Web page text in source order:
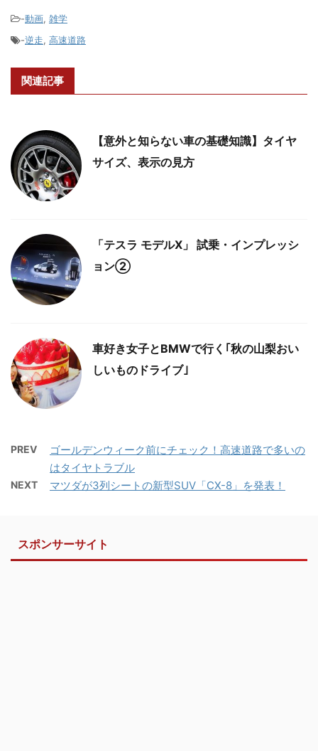
-動画, 雑学
-逆走, 高速道路
関連記事
【意外と知らない車の基礎知識】タイヤ
サイズ、表示の見方
「テスラ モデルX」 試乗・インプレッシ
ョン②
車好き女子とBMWで行く｢秋の山梨おい
しいものドライブ｣
PREV
ゴールデンウィーク前にチェック！高速道路で多いの
はタイヤトラブル
NEXT マツダが3列シートの新型SUV「CX-8」を発表！
スポンサーサイト